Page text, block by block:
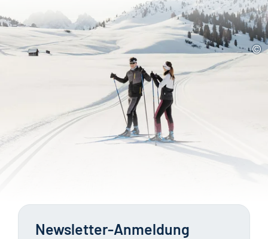
Newsletter-Anmeldung